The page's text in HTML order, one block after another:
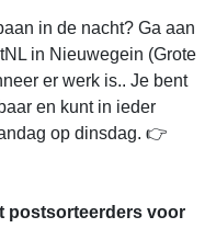
in de nacht? Ga aan
in Nieuwegein (Grote
er werk is.. Je bent
en kunt in ieder
op dinsdag. 👉
postsorteerders voor